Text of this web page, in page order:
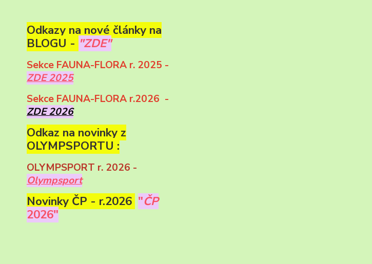
Odkazy na nové články na
BLOGU - "ZDE"
Sekce FAUNA-FLORA r. 2025 -
ZDE 2025
Sekce FAUNA-FLORA r.2026 -
ZDE 2026
Odkaz na novinky z
OLYMPSPORTU :
OLYMPSPORT r. 2026 -
Olympsport
Novinky ČP - r.2026 "ČP
2026"